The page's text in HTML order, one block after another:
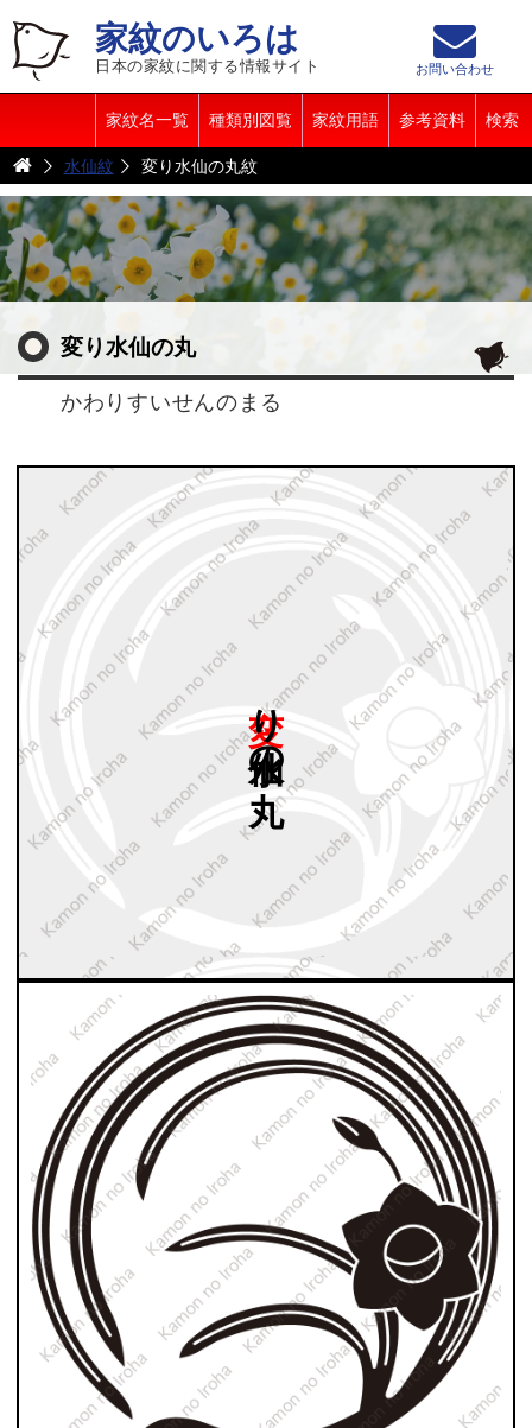
家紋のいろは
日本の家紋に関する情報サイト
家紋名一覧 種類別図覧 家紋用語 参考資料 検索
お問い合わせ
水仙紋 変り水仙の丸紋
変り水仙の丸
かわりすいせんのまる
丸